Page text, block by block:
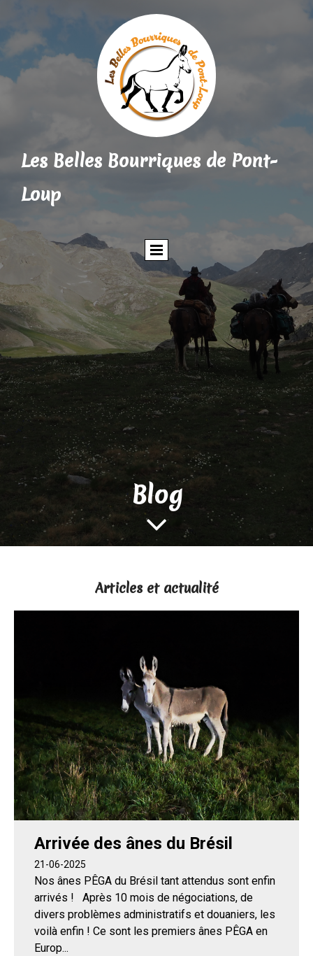
Les Belles Bourriques de Pont-
Loup
Blog

Articles et actualité
Arrivée des ânes du Brésil
21-06-2025
Nos ânes PÊGA du Brésil tant attendus sont enfin
arrivés ! Après 10 mois de négociations, de
divers problèmes administratifs et douaniers, les
voilà enfin ! Ce sont les premiers ânes PÊGA en
Europ...